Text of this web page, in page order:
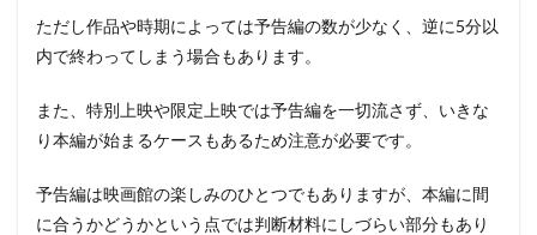
ただし作品や時期によっては予告編の数が少なく、逆に5分以
内で終わってしまう場合もあります。
また、特別上映や限定上映では予告編を一切流さず、いきな
り本編が始まるケースもあるため注意が必要です。
予告編は映画館の楽しみのひとつでもありますが、本編に間
に合うかどうかという点では判断材料にしづらい部分もあり